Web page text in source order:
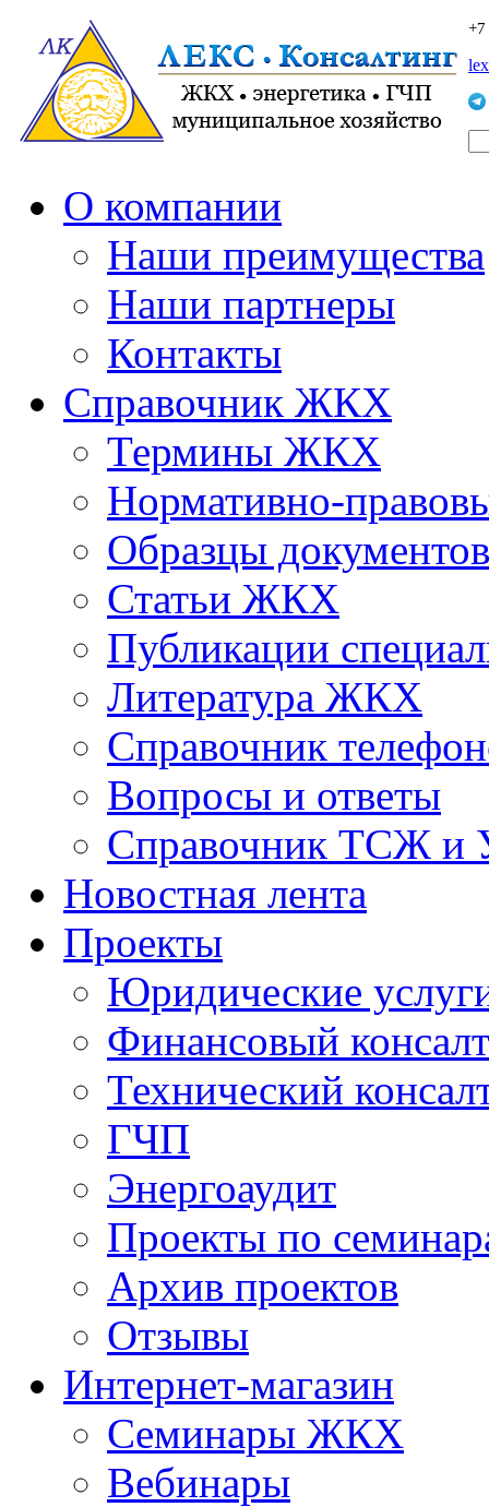
О компании
Наши преимущества
Наши партнеры
Контакты
Справочник ЖКХ
Термины ЖКХ
Нормативно-
Образцы документов
Статьи ЖКХ
Публикации
Литература ЖКХ
Справочник
Вопросы и ответы
Справочник ТСЖ и
Новостная лента
Проекты
Юридические
Финансовый
Технический
ГЧП
Энергоаудит
Проекты по
Архив проектов
Отзывы
Интернет-магазин
Семинары ЖКХ
Вебинары